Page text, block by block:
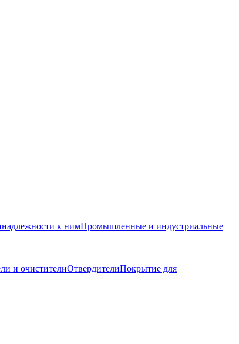
к нимПромышленные и индустриальные
и очистителиОтвердителиПокрытие для